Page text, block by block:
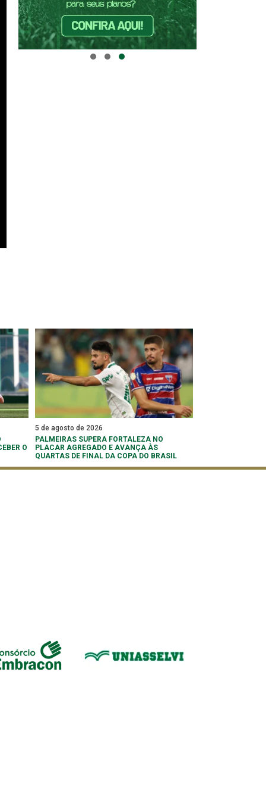
O
5 de agosto de 2026
PALMEIRAS SUPERA FORTALEZA NO
PLACAR AGREGADO E AVANÇA ÀS
QUARTAS DE FINAL DA COPA DO BRASIL